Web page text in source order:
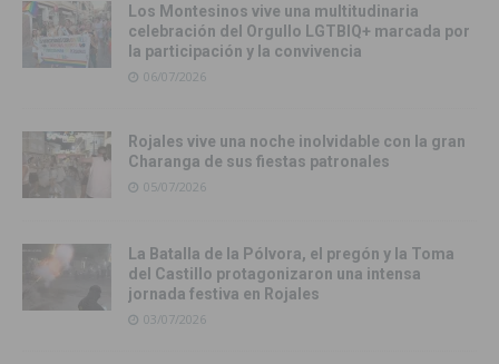
Los Montesinos vive una multitudinaria
celebración del Orgullo LGTBIQ+ marcada por
la participación y la convivencia
06/07/2026
Rojales vive una noche inolvidable con la gran
Charanga de sus fiestas patronales
05/07/2026
La Batalla de la Pólvora, el pregón y la Toma
del Castillo protagonizaron una intensa
jornada festiva en Rojales
03/07/2026